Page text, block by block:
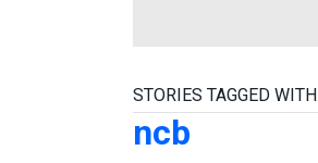
STORIES TAGGED WITH
ncb